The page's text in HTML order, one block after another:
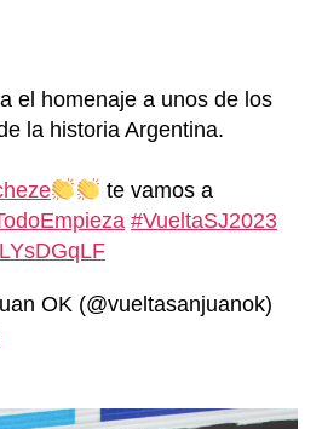
el homenaje a unos de los
la historia Argentina.
te vamos a
#VueltaSJ2023
OK (@vueltasanjuanok)